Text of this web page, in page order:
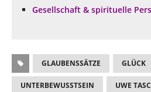
Gesellschaft & spirituelle
GLAUBENSSÄTZE GLÜCK
UNTERBEWUSSTSEIN UWE